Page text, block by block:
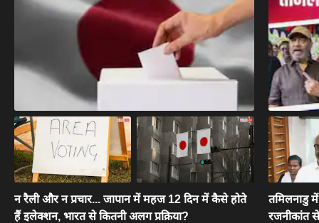
न रैली और न प्रचार... जापान में महज 12 दिन में कैसे होते
हैं इलेक्शन, भारत से कितनी अलग प्रक्रिया?
तमिलनाडु में
रजनीकांत